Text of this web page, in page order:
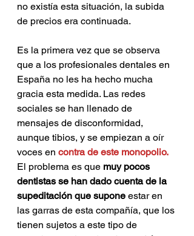
no existía esta situación, la subida
de precios era continuada.
Es la primera vez que se observa
que a los profesionales dentales en
España no les ha hecho mucha
gracia esta medida. Las redes
sociales se han llenado de
mensajes de disconformidad,
aunque tibios, y se empiezan a oír
voces en contra de este monopolio.
El problema es que muy pocos
dentistas se han dado cuenta de la
supeditación que supone estar en
las garras de esta compañía, que los
tienen sujetos a este tipo de